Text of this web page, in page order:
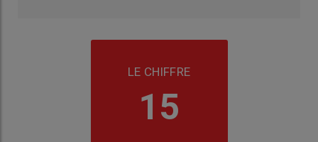
LE CHIFFRE
15